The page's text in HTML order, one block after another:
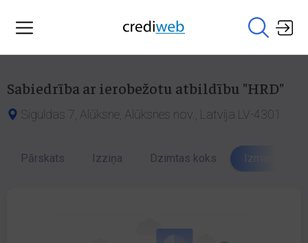
Sabiedrība ar ierobežotu atbildību "HRD"
Siguldas 7, Alūksne, Alūksnes nov., Latvija LV-4301
Pārskats Izziņa Dzimtas koks Izmaiņu